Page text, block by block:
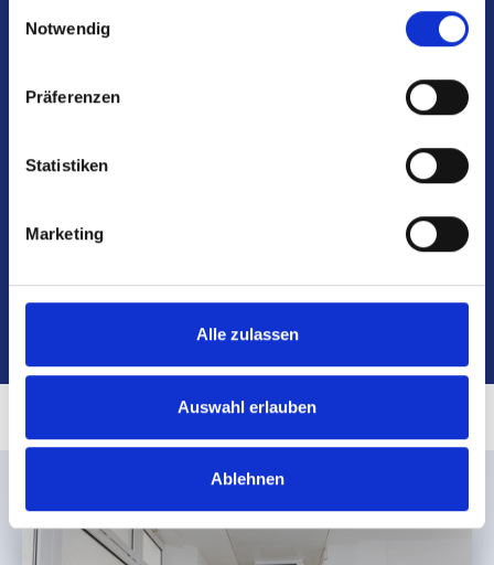
Notwendig
Präferenzen
Statistiken
Marketing
Alle zulassen
Auswahl erlauben
Ablehnen
Alle Jobs